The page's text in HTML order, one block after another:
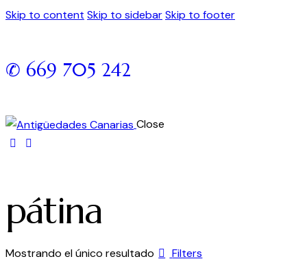
Skip to content Skip to sidebarSkip to footer
✆ 669 705 242
Close
pátina
Mostrando el único resultado Filters